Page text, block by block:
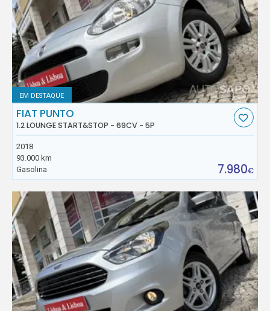
EM DESTAQUE
FIAT PUNTO
1.2 LOUNGE START&STOP - 69CV - 5P
2018
93.000 km
Gasolina
7.980€